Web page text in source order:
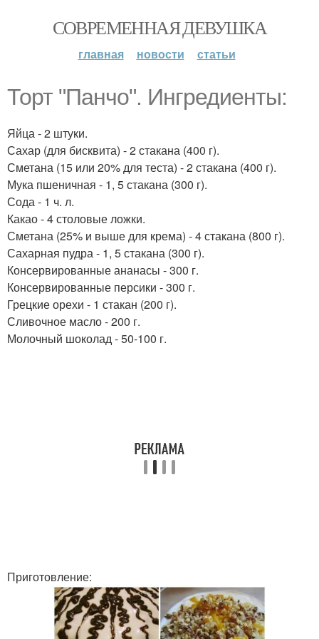
СОВРЕМЕННАЯ ДЕВУШКА
главная новости статьи
Торт "Панчо". Ингредиенты:
Яйца - 2 штуки.
Сахар (для бисквита) - 2 стакана (400 г).
Сметана (15 или 20% для теста) - 2 стакана (400 г).
Мука пшеничная - 1, 5 стакана (300 г).
Сода - 1 ч. л.
Какао - 4 столовые ложки.
Сметана (25% и выше для крема) - 4 стакана (800 г).
Сахарная пудра - 1, 5 стакана (300 г).
Консервированные ананасы - 300 г.
Консервированные персики - 300 г.
Грецкие орехи - 1 стакан (200 г).
Сливочное масло - 200 г.
Молочный шоколад - 50-100 г.
Приготовление: